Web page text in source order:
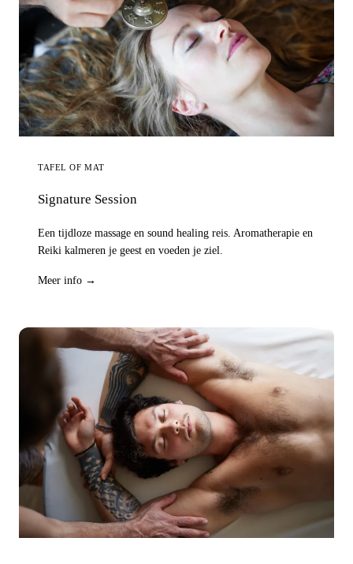
TAFEL OF MAT
Signature Session
Een tijdloze massage en sound healing reis. Aromatherapie en
Reiki kalmeren je geest en voeden je ziel.
Meer info →